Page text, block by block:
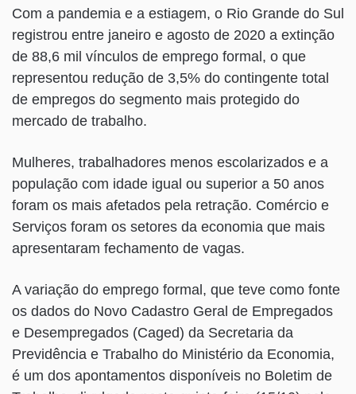
Com a pandemia e a estiagem, o Rio Grande do Sul
registrou entre janeiro e agosto de 2020 a extinção
de 88,6 mil vínculos de emprego formal, o que
representou redução de 3,5% do contingente total
de empregos do segmento mais protegido do
mercado de trabalho.
Mulheres, trabalhadores menos escolarizados e a
população com idade igual ou superior a 50 anos
foram os mais afetados pela retração. Comércio e
Serviços foram os setores da economia que mais
apresentaram fechamento de vagas.
A variação do emprego formal, que teve como fonte
os dados do Novo Cadastro Geral de Empregados
e Desempregados (Caged) da Secretaria da
Previdência e Trabalho do Ministério da Economia,
é um dos apontamentos disponíveis no Boletim de